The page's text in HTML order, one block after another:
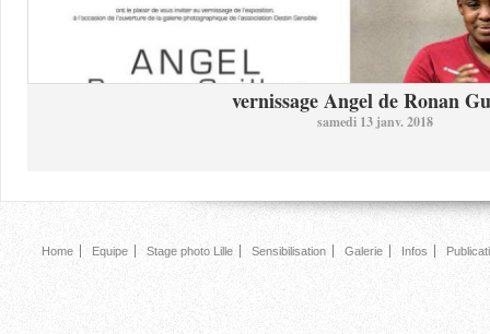
vernissage Angel de Ronan
samedi 13 janv. 2018
Home Equipe Stage photo Lille Sensibilisation Galerie Infos